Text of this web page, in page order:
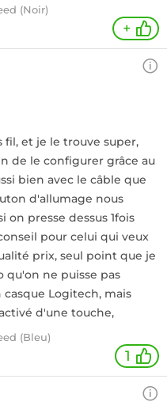
(Noir)
+
fil, et je le trouve super,
de le configurer grâce au
bien avec le câble que
d'allumage nous
on presse dessus 1fois
pour celui qui veux
prix, seul point que je
qu'on ne puisse pas
Logitech, mais
d'une touche,
(Bleu)
1